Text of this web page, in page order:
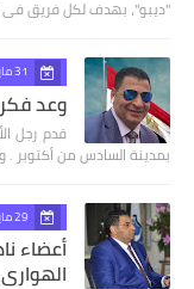
"ديبو"، بهدف لكل فريق فى
31 مايو 2026
وعد
قدم رجل
بمدينة السادس من أكتوبر
29 مايو 2026
أعضاء
الهواري